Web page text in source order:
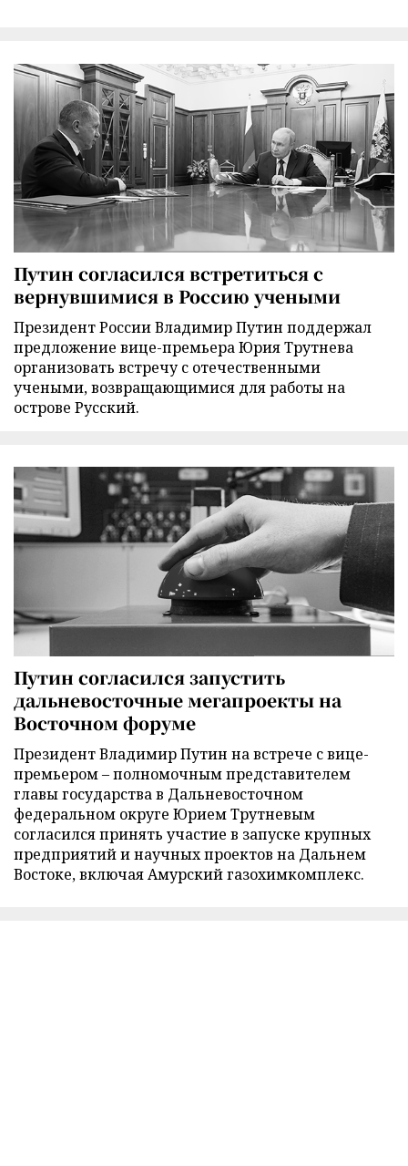
Путин согласился встретиться с
вернувшимися в Россию учеными
Президент России Владимир Путин поддержал
предложение вице-премьера Юрия Трутнева
организовать встречу с отечественными
учеными, возвращающимися для работы на
острове Русский.
Путин согласился запустить
дальневосточные мегапроекты на
Восточном форуме
Президент Владимир Путин на встрече с вице-
премьером – полномочным представителем
главы государства в Дальневосточном
федеральном округе Юрием Трутневым
согласился принять участие в запуске крупных
предприятий и научных проектов на Дальнем
Востоке, включая Амурский газохимкомплекс.